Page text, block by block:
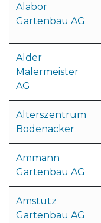
Alabor
Gartenbau AG
Alder
Malermeister
AG
Alterszentrum
Bodenacker
Ammann
Gartenbau AG
Amstutz
Gartenbau AG